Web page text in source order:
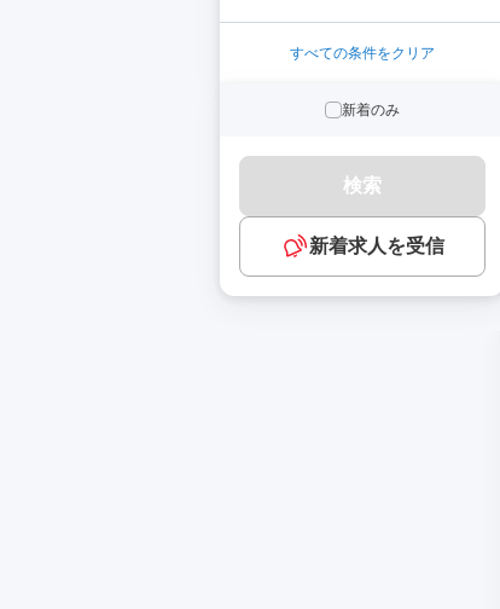
すべての条件をクリア
新着のみ
検索
新着求人を受信